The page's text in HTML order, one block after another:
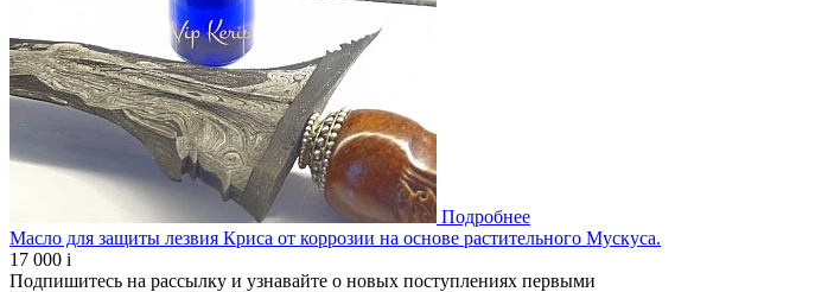
Подробнее
Масло для защиты лезвия Криса от коррозии на основе растительного Мускуса.
17 000 i
Подпишитесь на рассылку и узнавайте о новых поступлениях первыми